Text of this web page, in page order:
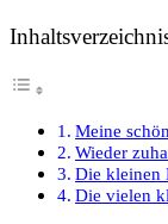
Meine
Wieder
Die kleinen
Die vielen